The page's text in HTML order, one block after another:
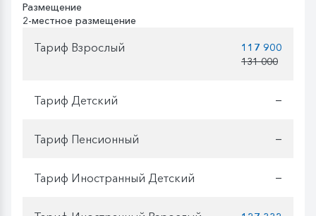
Размещение
2-местное размещение
Тариф Взрослый
117 900
131 000
Тариф Детский —
Тариф Пенсионный —
Тариф Иностранный Детский —